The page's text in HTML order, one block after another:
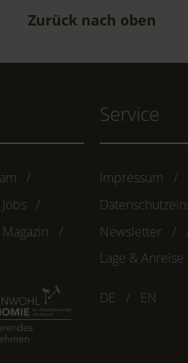
Zurück nach oben
Jobs
Magazin
Service
Impressum
Newsletter
Lage & Anreise
DE EN